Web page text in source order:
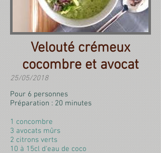
Velouté crémeux
cocombre et avocat
25/05/2018
Pour 6 personnes
Préparation : 20 minutes
1 concombre
3 avocats mûrs
2 citrons verts
10 à 15cl d'eau de coco